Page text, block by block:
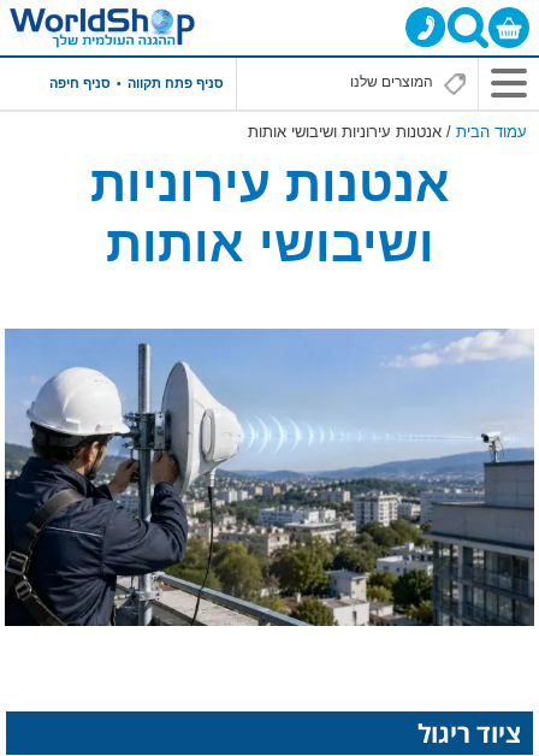
סניף פתח תקווה סניף חיפה
עמוד הבית / אנטנות עירוניות ושיבושי אותות
אנטנות עירוניות
ושיבושי אותות
ציוד ריגול